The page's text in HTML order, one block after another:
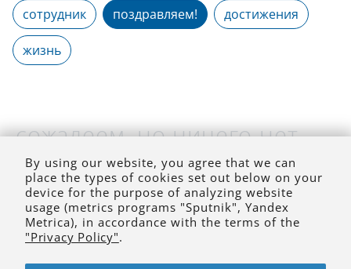
сотрудник поздравляем! достижения
жизнь
сожалеем, но ничего нет
(на выбранное время)
By using our website, you agree that we can
place the types of cookies set out below on your
device for the purpose of analyzing website
usage (metrics programs "Sputnik", Yandex
Metrica), in accordance with the terms of the
"Privacy Policy".